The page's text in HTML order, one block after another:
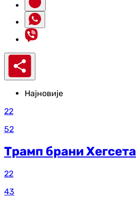
Најновије
22
52
Трамп брани Хегсета
22
43